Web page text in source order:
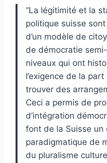
“La légitimité et la
politique suisse
d’un modèle de
de démocratie
niveaux qui ont
l’exigence de la
trouver des
Ceci a permis de
d’intégration
font de la Suisse un
paradigmatique de
du pluralisme